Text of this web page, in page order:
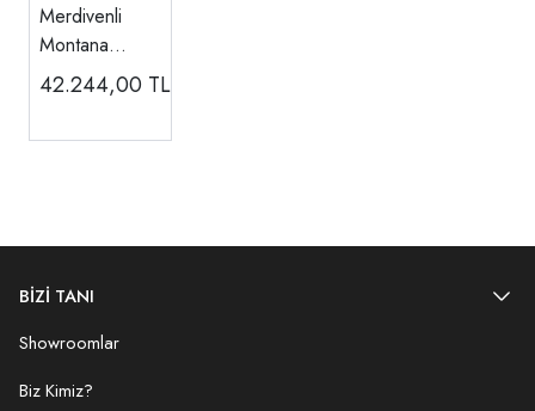
Merdivenli
Montana
Ranza
42.244,00 TL
BİZİ TANI
Showroomlar
Biz Kimiz?